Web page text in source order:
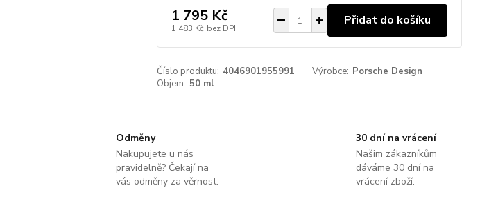
1 795 Kč
1 483 Kč bez DPH
Přidat do košíku
Číslo produktu: 4046901955991 Výrobce: Porsche Design
Objem: 50 ml
Odměny
Nakupujete u nás
pravidelně? Čekají na
vás odměny za věrnost.
30 dní na vrácení
Našim zákazníkům
dáváme 30 dní na
vrácení zboží.